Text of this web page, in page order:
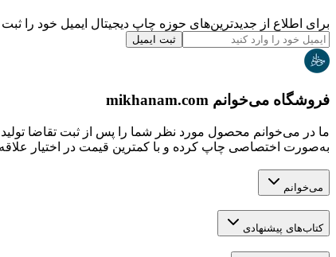
برای اطلاع از جدیدترین‌های حوزه چاپ دیجیتال ایمیل خود را ثبت
ثبت ایمیل
فروشگاه می‌خوانم mikhanam.com
ما در می‌خوانم محصول مورد نظر شما را پس از ثبت تقاضا
به‌صورت اختصاصی چاپ کرده و با کمترین قیمت در اختیار
می‌خوانم
کتاب‌های پیشنهادی